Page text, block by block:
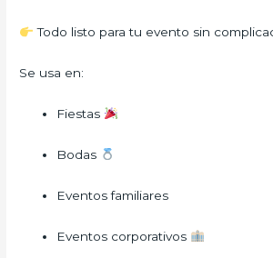
Todo listo para tu evento sin
Se usa en:
Fiestas
Bodas
Eventos familiares
Eventos corporativos